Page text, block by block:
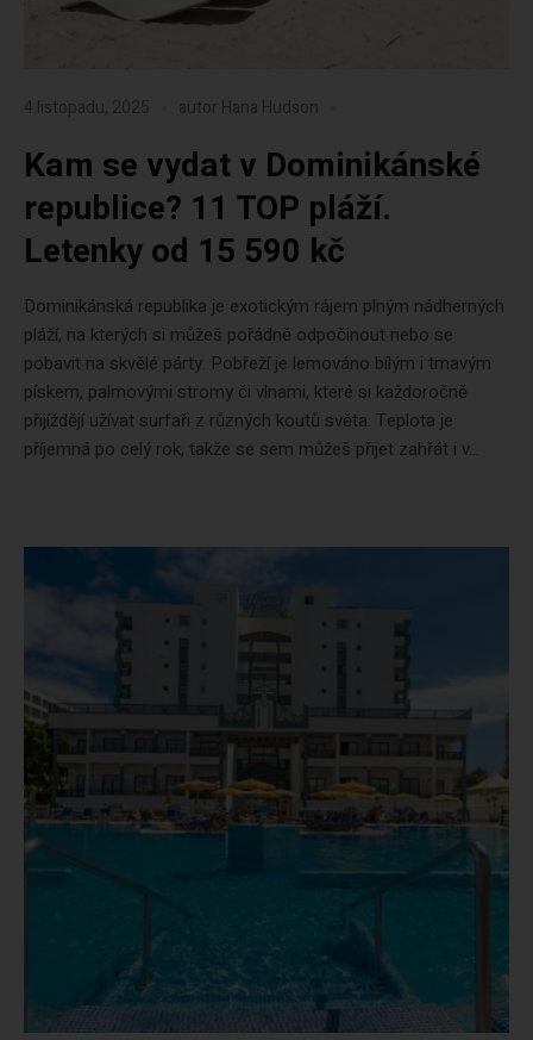
4 listopadu, 2025 autor Hana Hudson
Kam se vydat v Dominikánské
republice? 11 TOP pláží.
Letenky od 15 590 kč
Dominikánská republika je exotickým rájem plným nádherných
pláží, na kterých si můžeš pořádně odpočinout nebo se
pobavit na skvělé párty. Pobřeží je lemováno bílým i tmavým
pískem, palmovými stromy či vlnami, které si každoročně
přijíždějí užívat surfaři z různých koutů světa. Teplota je
příjemná po celý rok, takže se sem můžeš přijet zahřát i v...